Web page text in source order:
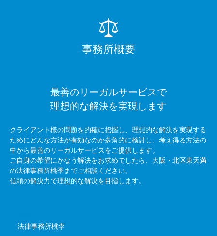
事務所概要
最善のリーガルサービスで
理想的な解決を実現します
クライアント様の問題を的確に把握し、理想的な解決を実現する
ためにどんな方法が有効なのか多角的に検討し、考え得る方法の
中から最善のリーガルサービスをご提供します。
ご自身の希望にかなう解決をお求めでしたら、大阪・北区東天満
の法律事務所桃季までご相談ください。
信頼の解決力で理想的な解決を目指します。
法律事務所桃李